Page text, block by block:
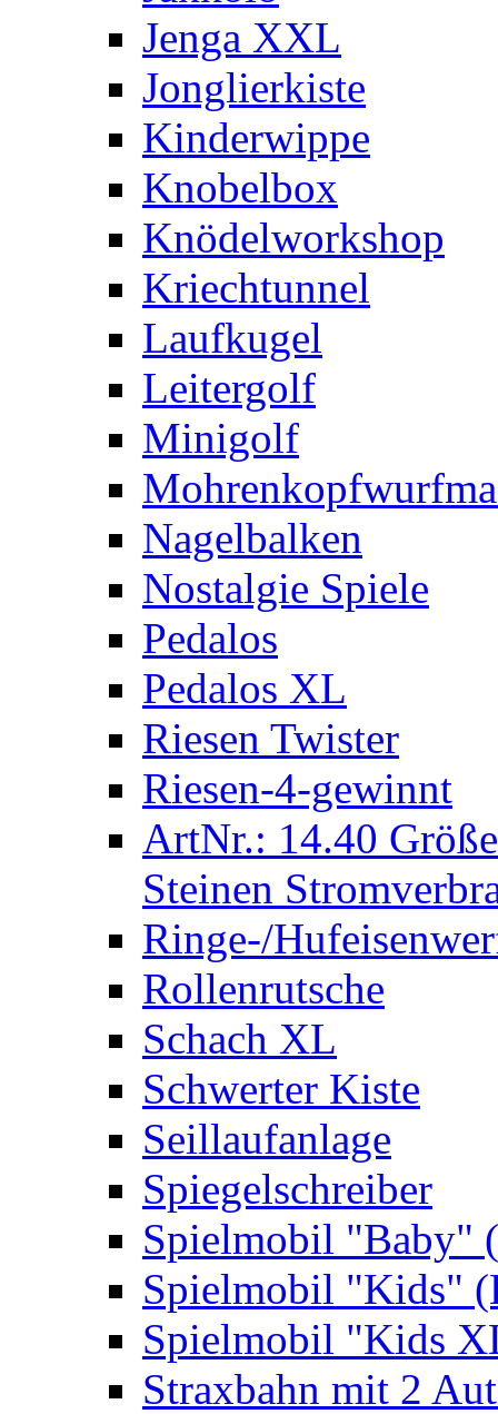
Jenga XXL
Jonglierkiste
Kinderwippe
Knobelbox
Knödelworkshop
Kriechtunnel
Laufkugel
Leitergolf
Minigolf
Nagelbalken
Nostalgie Spiele
Pedalos
Pedalos XL
Riesen Twister
Riesen-4-gewinnt
ArtNr.: 14.40
Steinen
Ringe-/
Rollenrutsche
Schach XL
Schwerter Kiste
Seillaufanlage
Spiegelschreiber
Spielmobil "Baby"
Spielmobil "Kids"
Spielmobil "Kids
Straxbahn mit 2